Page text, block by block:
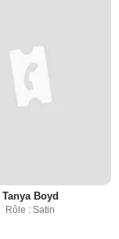
Tanya Boyd
Rôle : Satin